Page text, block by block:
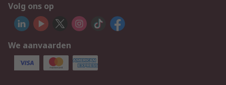
Volg ons op
We aanvaarden